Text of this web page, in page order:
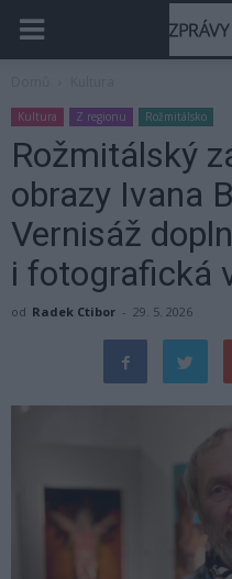
Kultura Z regionu Rožmitálsko
Rožmitálský
obrazy Ivana
Vernisáž
i fotografická
od Radek Ctibor - 29. 5. 2026